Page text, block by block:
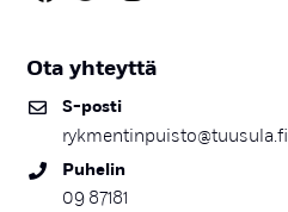
Ota yh­teyt­tä
S-pos­ti
rykmentinpuisto@tuusula.fi
Pu­he­lin
09 87181